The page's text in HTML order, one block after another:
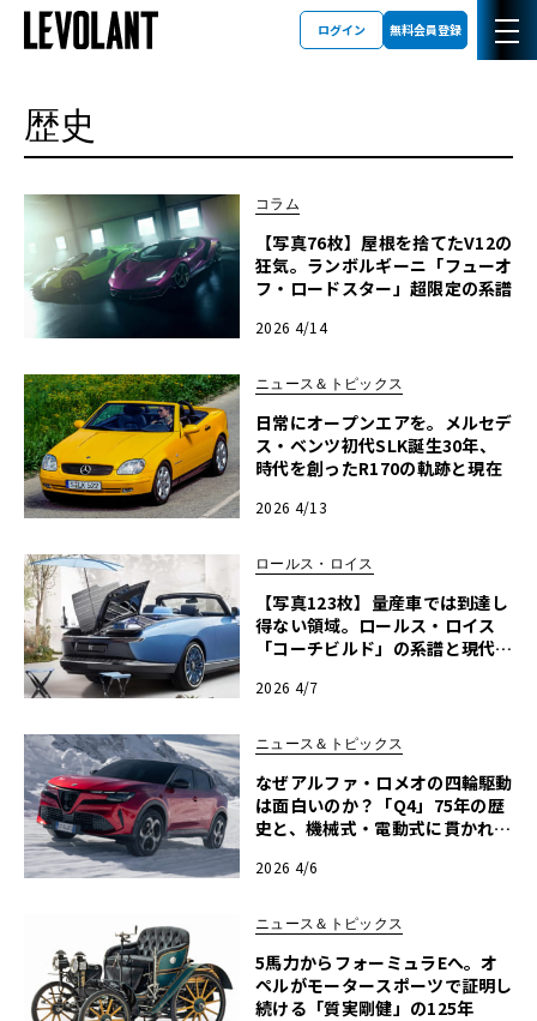
ログイン 無料会員登録
歴史
コラム
【写真76枚】屋根を捨てたV12の
狂気。ランボルギーニ「フューオ
フ・ロードスター」超限定の系譜
2026 4/14
ニュース＆トピックス
日常にオープンエアを。メルセデ
ス・ベンツ初代SLK誕生30年、
時代を創ったR170の軌跡と現在
2026 4/13
ロールス・ロイス
【写真123枚】量産車では到達し
得ない領域。ロールス・ロイス
「コーチビルド」の系譜と現代に
2026 4/7
ニュース＆トピックス
なぜアルファ・ロメオの四輪駆動
は面白いのか？「Q4」75年の歴
史と、機械式・電動式に貫かれた
2026 4/6
ニュース＆トピックス
5馬力からフォーミュラEへ。オ
ペルがモータースポーツで証明し
続ける「質実剛健」の125年